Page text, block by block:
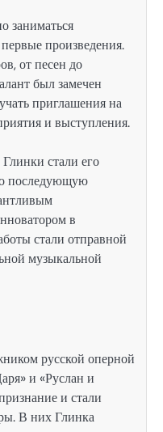
заниматься
произведения.
от песен до
был замечен
приглашения на
и выступления.
стали его
последующую
в
стали отправной
музыкальной
русской оперной
и «Руслан и
и стали
В них Глинка